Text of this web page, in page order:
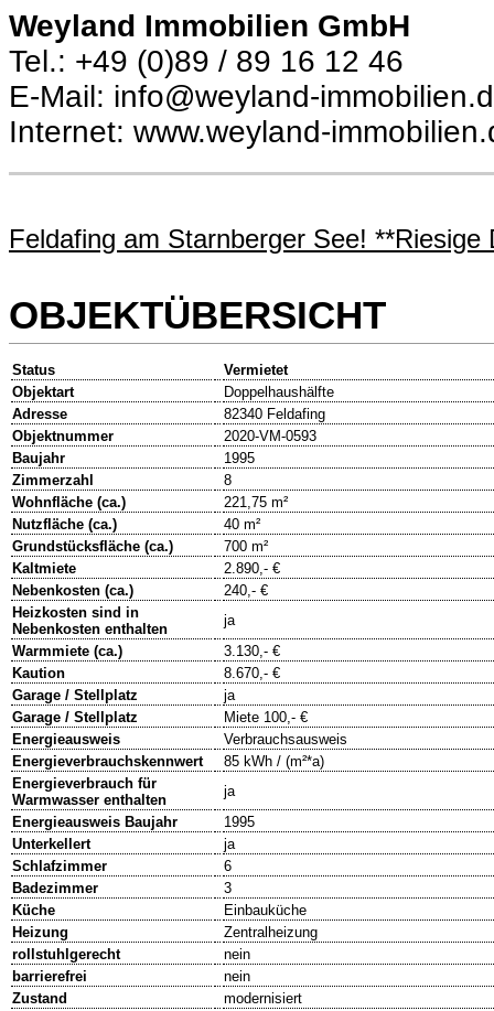
Weyland Immobilien GmbH
Tel.: +49 (0)89 / 89 16 12 46
E-Mail: info@weyland-
Internet: www.weyland-
Feldafing am Starnberger See!
OBJEKTÜBERSICHT
Status
Vermietet
Objektart
Doppelhaushälfte
Adresse
82340 Feldafing
Objektnummer
2020-VM-0593
Baujahr
1995
Zimmerzahl
8
Wohnfläche (ca.)
221,75 m²
Nutzfläche (ca.)
40 m²
Grundstücksfläche (ca.)
700 m²
Kaltmiete
2.890,- €
Nebenkosten (ca.)
240,- €
Heizkosten sind in
Nebenkosten enthalten
ja
Warmmiete (ca.)
3.130,- €
Kaution
8.670,- €
Garage / Stellplatz
ja
Garage / Stellplatz
Miete 100,- €
Energieausweis
Verbrauchsausweis
Energieverbrauchskennwert
85 kWh / (m²*a)
Energieverbrauch für
Warmwasser enthalten
ja
Energieausweis Baujahr
1995
Unterkellert
ja
Schlafzimmer
6
Badezimmer
3
Küche
Einbauküche
Heizung
Zentralheizung
rollstuhlgerecht
nein
barrierefrei
nein
Zustand
modernisiert